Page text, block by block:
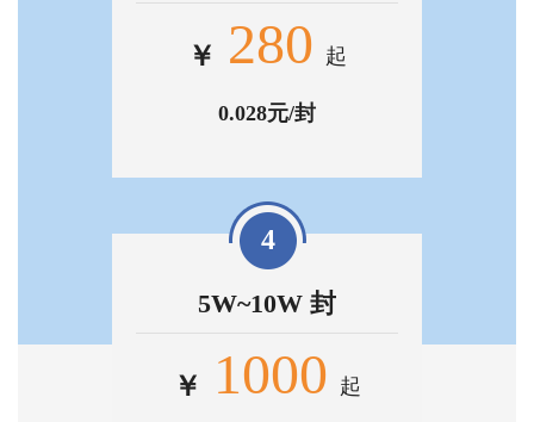
￥ 280 起
0.028元/封
4
5W~10W 封
￥ 1000 起